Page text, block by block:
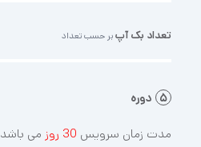
تعداد بک آپبر حسب تعداد
۵ دوره
مدت زمان سرویس 30 روز می باشد